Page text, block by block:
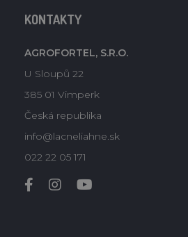
KONTAKTY
AGROFORTEL, S.R.O.
U Sloupů 22
385 01 Vimperk
Česká republika
info@lacneliahne.sk
022 22 05 171